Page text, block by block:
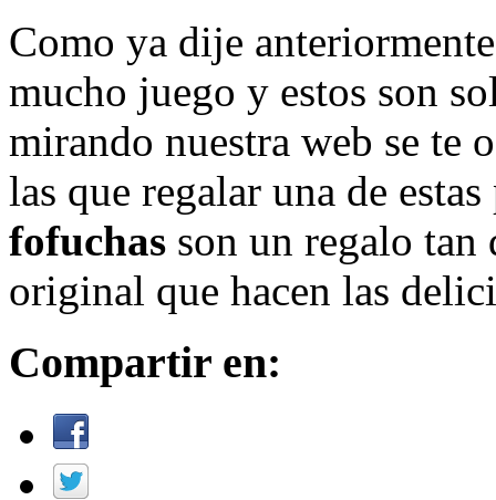
Como ya dije
mucho juego y estos son
mirando nuestra web se te
las que regalar una de
fofuchas son un regalo
original que hacen las
Compartir en: